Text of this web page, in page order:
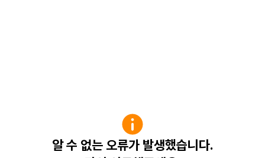
알 수 없는 오류가 발생했습니다.